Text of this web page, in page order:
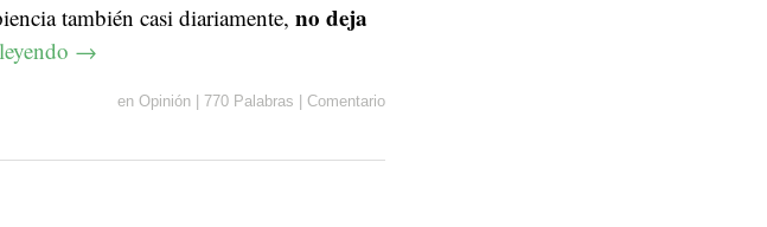
también casi diariamente, no deja
→
en Opinión 770 Palabras Comentario